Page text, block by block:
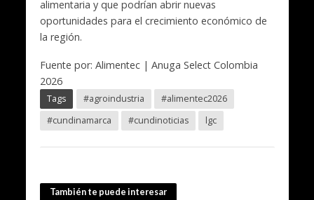
alimentaria y que podrían abrir nuevas
oportunidades para el crecimiento económico de
la región.
Fuente por: Alimentec | Anuga Select Colombia
2026
Tags #agroindustria
#alimentec2026
#cundinamarca
#cundinoticias lgc
También te puede interesar